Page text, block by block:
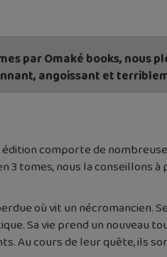
par Omaké books, nous
angoissant et
comporte de
tomes, nous la conseillons à
où vit un nécromancien.
Sa vie prend un nouveau
Au cours de leur quête, ils